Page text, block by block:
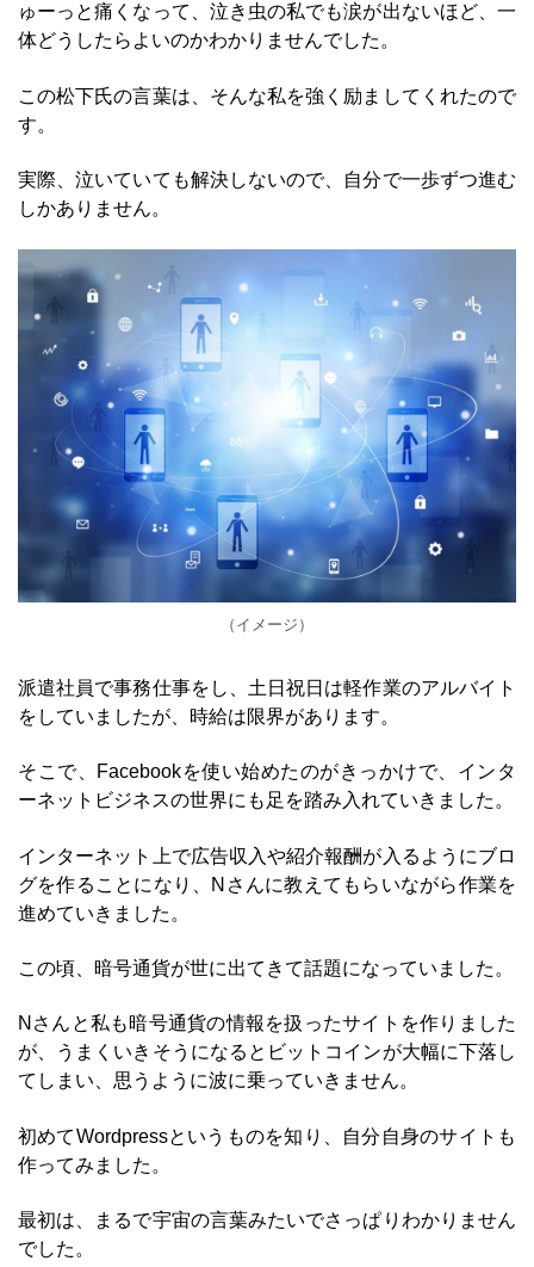
ゅーっと痛くなって、泣き虫の私でも涙が出ないほど、一
体どうしたらよいのかわかりませんでした。
この松下氏の言葉は、そんな私を強く励ましてくれたので
す。
実際、泣いていても解決しないので、自分で一歩ずつ進む
しかありません。
（イメージ）
派遣社員で事務仕事をし、土日祝日は軽作業のアルバイト
をしていましたが、時給は限界があります。
そこで、Facebookを使い始めたのがきっかけで、インタ
ーネットビジネスの世界にも足を踏み入れていきました。
インターネット上で広告収入や紹介報酬が入るようにブロ
グを作ることになり、Nさんに教えてもらいながら作業を
進めていきました。
この頃、暗号通貨が世に出てきて話題になっていました。
Nさんと私も暗号通貨の情報を扱ったサイトを作りました
が、うまくいきそうになるとビットコインが大幅に下落し
てしまい、思うように波に乗っていきません。
初めてWordpressというものを知り、自分自身のサイトも
作ってみました。
最初は、まるで宇宙の言葉みたいでさっぱりわかりません
でした。